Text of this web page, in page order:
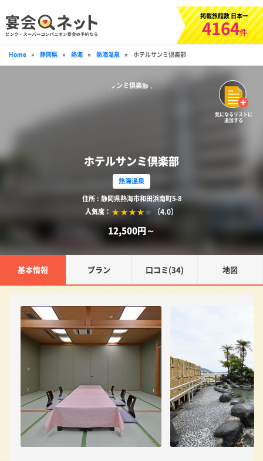
掲載旅館数 日本一
4164件
Home » 静岡県 » 熱海 » 熱海温泉 » ホテルサンミ倶楽部
ホテルサンミ倶楽部
熱海温泉
住所 : 静岡県熱海市和田浜南町5-8
人気度：
（4.0）
12,500円～
気になるリストに
追加する
基本情報 プラン 口コミ(34) 地図